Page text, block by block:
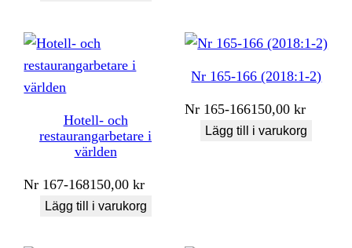
Hotell- och
restaurangarbetare i
världen
Nr 167-168150,00kr
Lägg till i varukorg
Nr 165-166 (2018:1-2)
Nr 165-166150,00kr
Lägg till i varukorg